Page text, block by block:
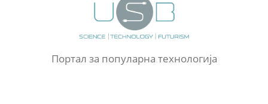
Портал за популарна технологија